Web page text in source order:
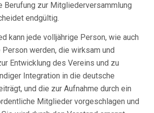
Berufung zur Mitgliederversammlung
endgültig.
kann jede volljährige Person, wie auch
werden, die wirksam und
Entwicklung des Vereins und zu
Integration in die deutsche
und die zur Aufnahme durch ein
Mitglieder vorgeschlagen und